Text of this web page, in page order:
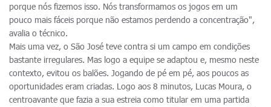
porque nós fizemos isso. Nós transformamos os jogos em um
pouco mais fáceis porque não estamos perdendo a concentração",
avalia o técnico.
Mais uma vez, o São José teve contra si um campo em condições
bastante irregulares. Mas logo a equipe se adaptou e, mesmo neste
contexto, evitou os balões. Jogando de pé em pé, aos poucos as
oportunidades eram criadas. Logo aos 8 minutos, Lucas Moura, o
centroavante que fazia a sua estreia como titular em uma partida